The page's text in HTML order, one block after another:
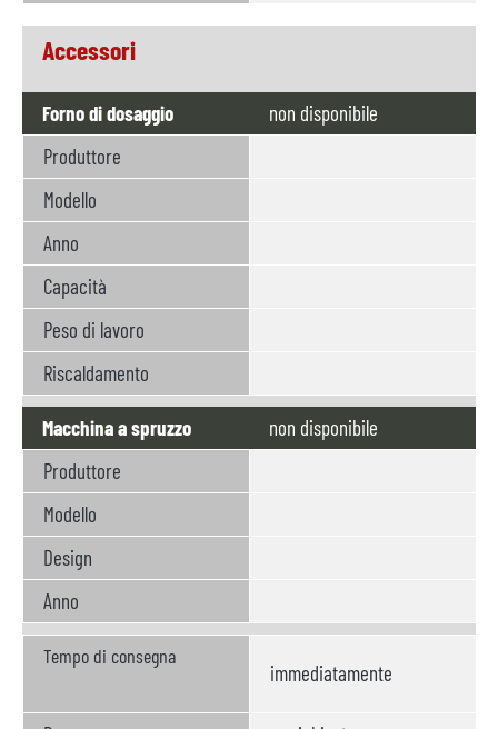
Accessori
Forno di dosaggio
non disponibile
Produttore
Modello
Anno
Capacità
Peso di lavoro
Riscaldamento
Macchina a spruzzo
non disponibile
Produttore
Modello
Design
Anno
Tempo di consegna
immediatamente